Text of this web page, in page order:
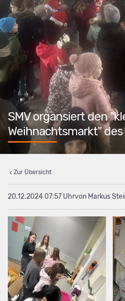
SMV organsiert den
Weihnachtsmarkt"
20.12.2024 07:57 von Markus
Zur Übersicht